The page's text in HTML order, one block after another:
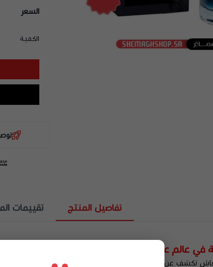
السعر
الكمية
تفاصيل المنتج تقييمات
في عالم عطور رجالية
تكشف عن طابعا غامضا جديدا وانيق ومطور للرجل العصري ، يجدد